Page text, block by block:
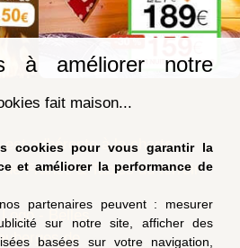
à améliorer notre
fait maison...
cookies pour vous garantir la
et améliorer la performance de
partenaires peuvent : mesurer
sur notre site, afficher des
basées sur votre navigation,
est adhérente à la charte